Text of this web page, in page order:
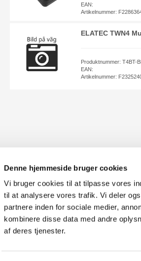
Denne hjemmeside bruger cookies
Vi bruger cookies til at tilpasse vores
til at analysere vores trafik. Vi deler
partnere inden for sociale medier,
kombinere disse data med andre
af deres tjenester.
EAN:
Artikelnummer:
ELATEC TWN4
Produktnummer: T4BT-
EAN:
Artikelnummer:
Service- och